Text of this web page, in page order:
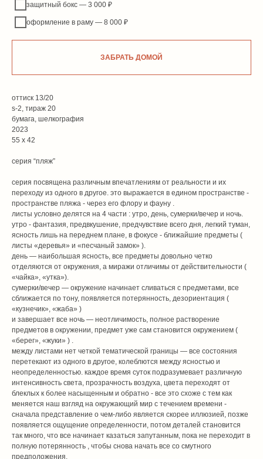
защитный бокс — 3 000 ₽
оформление в раму — 8 000 ₽
ЗАБРАТЬ ДОМОЙ
оттиск 13/20
s-2, тираж 20
бумага, шелкография
2023
55 х 42
серия “пляж”
серия посвящена различным впечатлениям от реальности и их
переходу из одного в другое. это выражается в едином пространстве -
пространстве пляжа - через его флору и фауну .
листы условно делятся на 4 части : утро, день, сумерки/вечер и ночь.
утро - фантазия, предвкушение, предчувствие всего дня, легкий туман,
ясность лишь на переднем плане, в фокусе - ближайшие предметы (
листы «деревья» и «песчаный замок» ).
день — наибольшая ясность, все предметы довольно четко
отделяются от окружения, а миражи отличимы от действительности (
«чайка», «утка»).
сумерки/вечер — окружение начинает сливаться с предметами, все
сближается по тону, появляется потерянность, дезориентация (
«кузнечик», «жаба» )
и завершает все ночь — неотличимость, полное растворение
предметов в окружении, предмет уже сам становится окружением (
«берег», «жуки» ) .
между листами нет четкой тематической границы — все состояния
перетекают из одного в другое, колеблются между ясностью и
неопределенностью. каждое время суток подразумевает различную
интенсивность света, прозрачность воздуха, цвета переходят от
блеклых к более насыщенным и обратно - все это схоже с тем как
меняется наш взгляд на окружающий мир с течением времени -
сначала представление о чем-либо является скорее иллюзией, позже
появляется ощущение определенности, потом деталей становится
так много, что все начинает казаться запутанным, пока не переходит в
полную потерянность , чтобы снова начать все со смутного
предположения.